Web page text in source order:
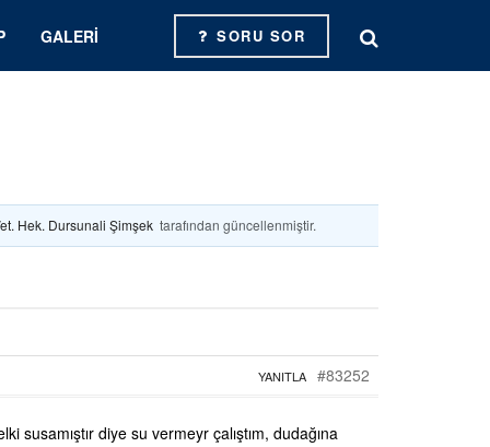
GALERI SORU SOR
Hek. Dursunali Şimşek tarafından güncellenmiştir.
#83252
YANITLA
susamıştır diye su vermeyr çalıştım, dudağına